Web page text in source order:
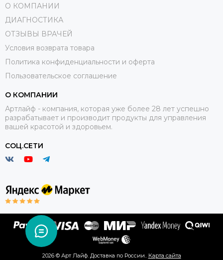
О КОМПАНИИ
ДИАГНОСТИКА
ОТЗЫВЫ ВРАЧЕЙ
Условия возврата товара
Политика конфиденциальности и оферта
Пользовательское соглашение
О КОМПАНИИ
Артлайф - компания, которая уже более 28 лет успешно
разрабатывает и производит продукты для управления
вашей красотой и здоровьем.
СОЦ.СЕТИ
2026 © Арт Лайф. Доставка по России.. Карта сайта